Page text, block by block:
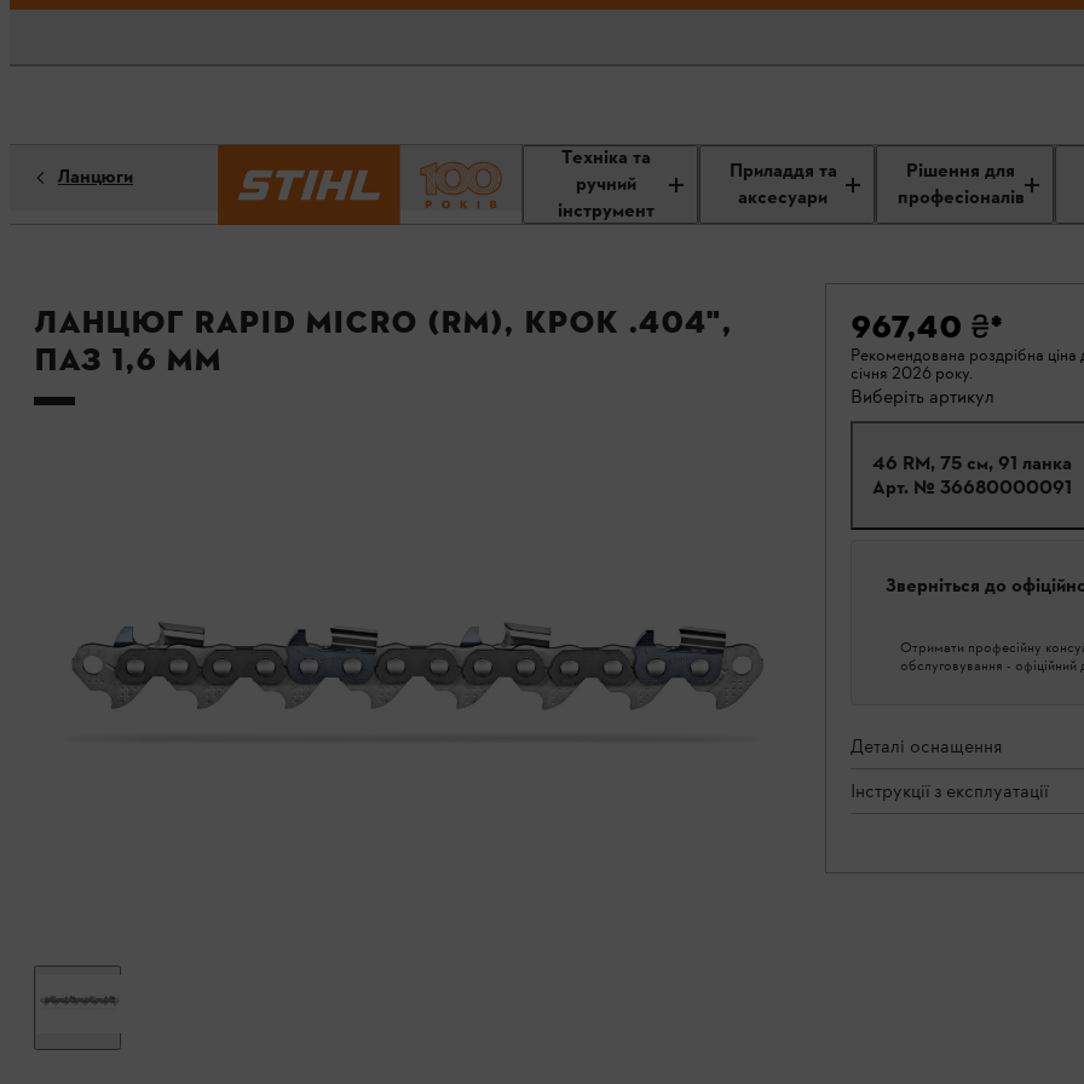
Техніка та
ручний
інструмент
Приладдя та
аксесуари
Рішення для
професіоналів
Ланцюги
Ланцюг Rapid Micro (RM), крок .404",
паз 1,6 мм
967,40 ₴*
Рекомендована роздрібна ціна
січня 2026 року.
Виберіть артикул
46 RM, 75 см, 91 ланка
Арт. № 36680000091
Зверніться до
Отримати професійну
обслуговування -
Деталі оснащення
Інструкції з експлуатації